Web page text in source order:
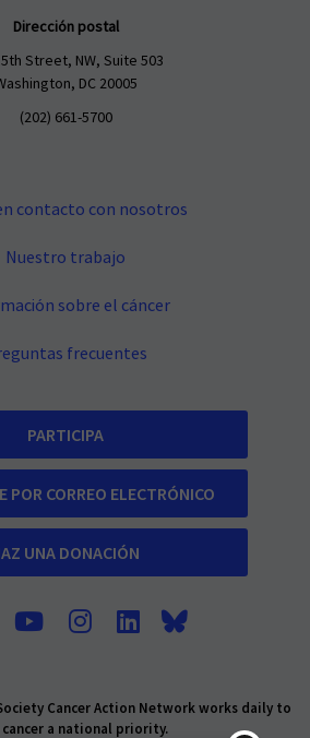
Dirección postal
Street, NW, Suite 503
DC 20005
(202) 661-5700
contacto con nosotros
Nuestro trabajo
sobre el cáncer
frecuentes
PARTICIPA
POR CORREO ELECTRÓNICO
UNA DONACIÓN
Cancer Action Network works daily to
cancer a national priority.